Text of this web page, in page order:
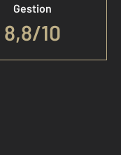
Gestion
8,8/10